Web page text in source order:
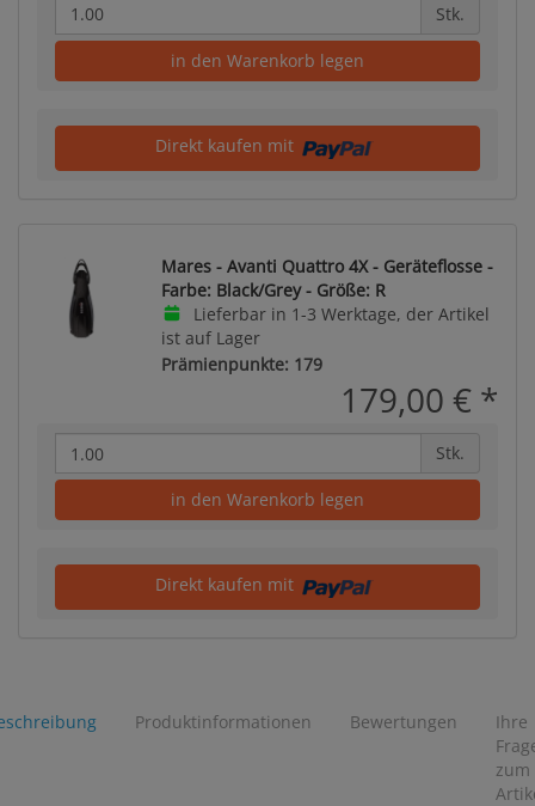
Stk.
in den Warenkorb legen
Direkt kaufen mit
Mares - Avanti Quattro 4X - Geräteflosse -
Farbe: Black/Grey - Größe: R
Lieferbar in 1-3 Werktage, der Artikel
ist auf Lager
Prämienpunkte: 179
179,00 € *
Stk.
in den Warenkorb legen
Direkt kaufen mit
Produktinformationen Bewertungen
Ihre
zum